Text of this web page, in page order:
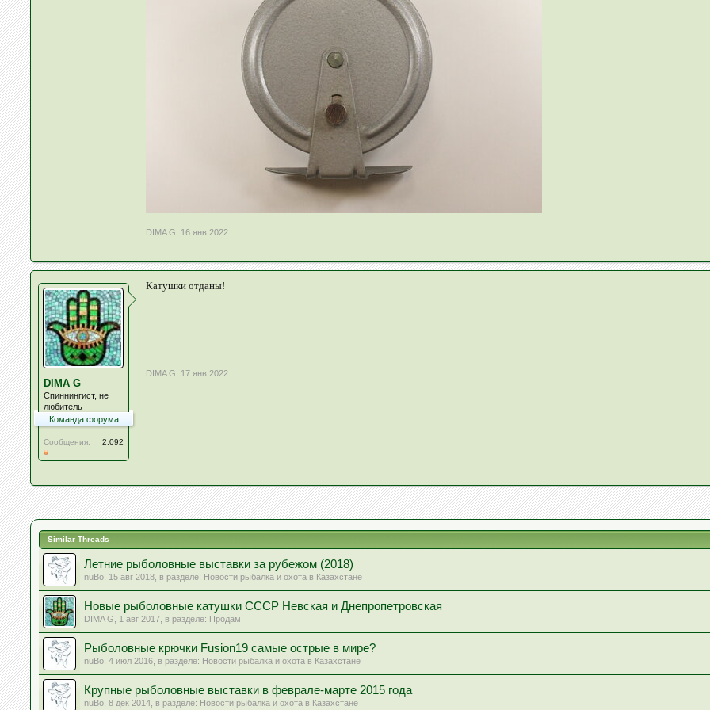
DIMA G 16 янв 2022
DIMA G
Спиннингист, не
любитель
Команда форума
Сообщения: 2.092
Катушки отданы!
DIMA G 17 янв 2022
Similar Threads
Летние рыболовные выставки за рубежом (2018)
nuBo 15 авг 2018 , в разделе: Новости рыбалка и охота в Казахстане
Новые рыболовные катушки СССР Невская и Днепропетровская
DIMA G 1 авг 2017 , в разделе: Продам
Рыболовные крючки Fusion19 самые острые в мире?
nuBo ,4 июл 2016 , в разделе: Новости рыбалка и охота в Казахстане
Крупные рыболовные выставки в феврале-марте 2015 года
nuBo ,8 дек 2014 , в разделе: Новости рыбалка и охота в Казахстане